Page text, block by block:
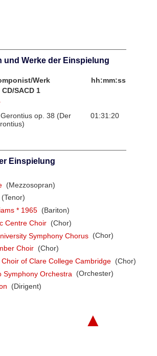
und Werke der Einspielung
Werk
hh:mm:ss
CD/SACD 1
op. 38 (Der
01:31:20
Einspielung
(Mezzosopran)
(Tenor)
* 1965 (Bariton)
Centre Choir (Chor)
Symphony Chorus (Chor)
Choir (Chor)
of Clare College Cambridge (Chor)
Symphony Orchestra
(Orchester)
(Dirigent)
▲